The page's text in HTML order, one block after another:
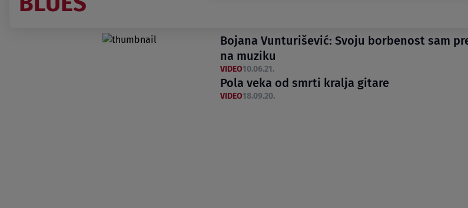
Bojana Vunturišević: Svoju borbenost sam
na muziku
VIDEO10.06.21.
Pola veka od smrti kralja gitare
VIDEO18.09.20.